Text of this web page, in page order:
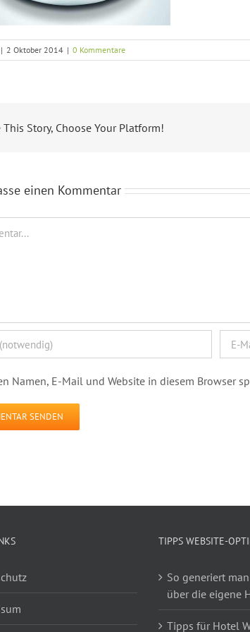
| 2 Oktober 2014 | 0 Kommentare
This Story, Choose Your Platform!
einen Kommentar
Namen, E-Mail und Website in diesem Browser
TIPPS WEBSITE-
So generiert
über die eigene
Tipps für Hotel